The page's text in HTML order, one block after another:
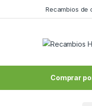
Recambios de
Comprar